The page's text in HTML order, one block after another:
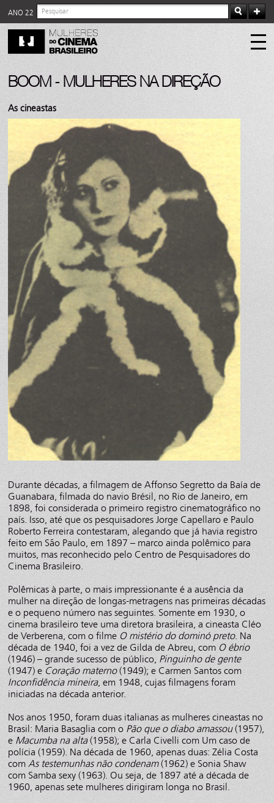
ANO 22
BOOM - MULHERES NA DIREÇÃO
As cineastas
Durante décadas, a filmagem de Affonso Segretto da Baía de
Guanabara, filmada do navio Brésil, no Rio de Janeiro, em
1898, foi considerada o primeiro registro cinematográfico no
país. Isso, até que os pesquisadores Jorge Capellaro e Paulo
Roberto Ferreira contestaram, alegando que já havia registro
feito em São Paulo, em 1897 – marco ainda polêmico para
muitos, mas reconhecido pelo Centro de Pesquisadores do
Cinema Brasileiro.
Polêmicas à parte, o mais impressionante é a ausência da
mulher na direção de longas-metragens nas primeiras décadas
e o pequeno número nas seguintes. Somente em 1930, o
cinema brasileiro teve uma diretora brasileira, a cineasta Cléo
de Verberena, com o filme O mistério do dominó preto. Na
década de 1940, foi a vez de Gilda de Abreu, com O ébrio
(1946) – grande sucesso de público, Pinguinho de gente
(1947) e Coração materno(1949); e Carmen Santos com
Inconfidência mineira, em 1948, cujas filmagens foram
iniciadas na década anterior.
Nos anos 1950, foram duas italianas as mulheres cineastas no
Brasil: Maria Basaglia com o Pão que o diabo amassou(1957),
e Macumba na alta(1958); e Carla Civelli com Um caso de
polícia (1959). Na década de 1960, apenas duas: Zélia Costa
com As testemunhas não condenam(1962) e Sonia Shaw
com Samba sexy (1963). Ou seja, de 1897 até a década de
1960, apenas sete mulheres dirigiram longa no Brasil.